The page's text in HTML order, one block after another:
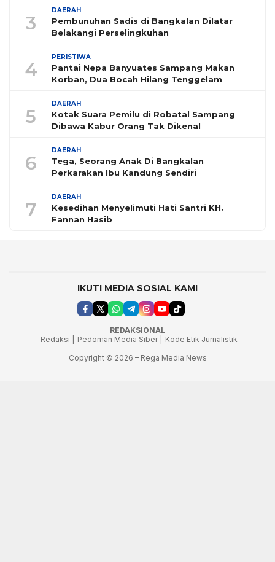
3
DAERAH
Pembunuhan Sadis di Bangkalan Dilatar
Belakangi Perselingkuhan
4
PERISTIWA
Pantai Nepa Banyuates Sampang Makan
Korban, Dua Bocah Hilang Tenggelam
5
DAERAH
Kotak Suara Pemilu di Robatal Sampang
Dibawa Kabur Orang Tak Dikenal
6
DAERAH
Tega, Seorang Anak Di Bangkalan
Perkarakan Ibu Kandung Sendiri
7
DAERAH
Kesedihan Menyelimuti Hati Santri KH.
Fannan Hasib
IKUTI MEDIA SOSIAL KAMI
REDAKSIONAL
Redaksi |
Pedoman Media Siber |
Kode Etik Jurnalistik
Copyright © 2026 – Rega Media News